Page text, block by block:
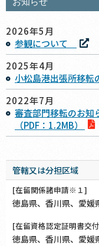
お知らせ
2026年5月
参観について
2025年4月
小松島港出張所移
2022年7月
審査部門移転のお知
（PDF：1.2MB）
管轄又は分担区域
[在留関係諸申請※１]
徳島県、香川県、愛媛
[在留資格認定証明書交
徳島県、香川県、愛媛